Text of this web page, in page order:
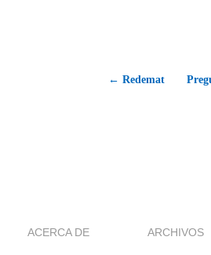
← Redemat
ACERCA DE ARCHIVOS